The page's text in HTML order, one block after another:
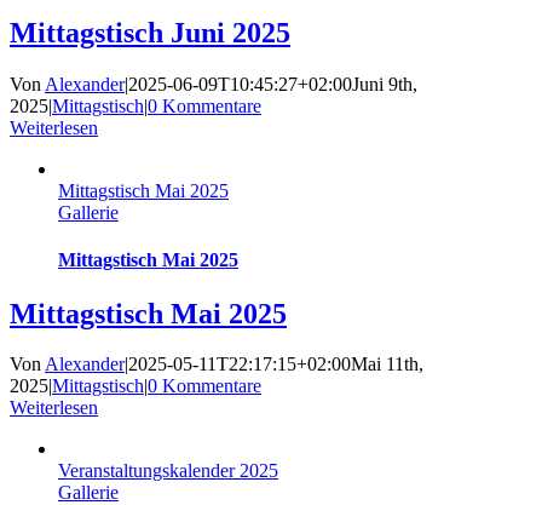
Mittagstisch Juni 2025
Von Alexander|2025-06-09T10:45:27+02:00Juni 9th,
2025|Mittagstisch|0 Kommentare
Weiterlesen
Mittagstisch Mai 2025
Gallerie
Mittagstisch Mai 2025
Mittagstisch Mai 2025
VonAlexander|2025-05-11T22:17:15+02:00Mai 11th,
2025|Mittagstisch|0 Kommentare
Weiterlesen
Veranstaltungskalender 2025
Gallerie